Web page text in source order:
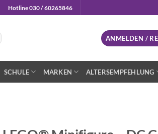
Hotline 030 / 60265846
ANMELDEN /
SCHULE MARKEN ALTERSEMPFEHLUNG